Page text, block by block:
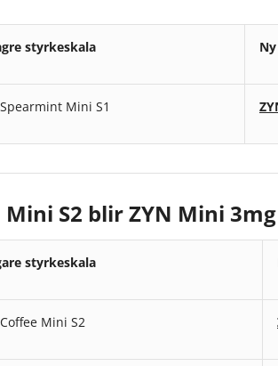
styrkeskala
Mini S1
Mini S2 blir ZYN Mini 3mg
styrkeskala
Mini S2